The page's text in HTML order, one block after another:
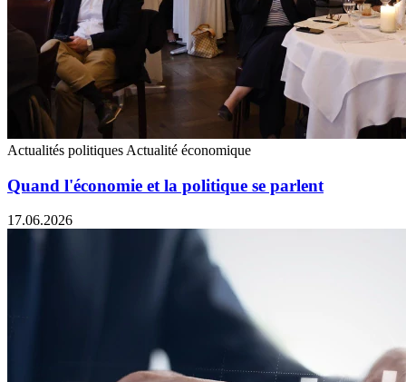
Actualités politiques Actualité économique
Quand l'économie et la politique se parlent
17.06.2026